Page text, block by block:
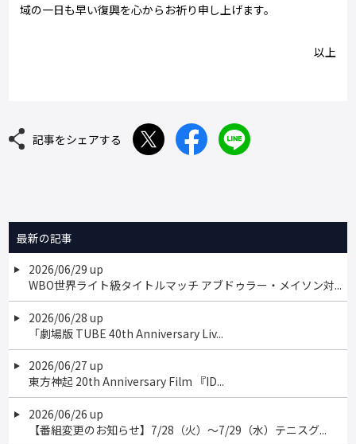
域の一日も早い復興を心からお祈り申し上げます。
以上
記事をシェアする
最新の記事
2026/06/29 up
WBO世界ライト級タイトルマッチ アブドゥラー・メイソン対...
2026/06/28 up
「劇場版 TUBE 40th Anniversary Liv...
2026/06/27 up
東方神起 20th Anniversary Film 『ID...
2026/06/26 up
【番組変更のお知らせ】7/28（火）～7/29（水）テニスグ...